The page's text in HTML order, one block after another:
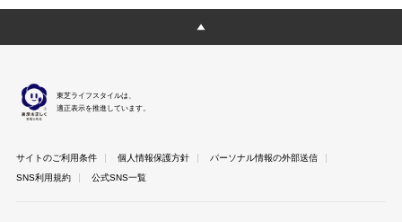
本サイトのサービスは予告なく中止または内容を変更する場合が
ございますのであらかじめご了承ください。
さま以外からのお問い合わせにはお答えできない場合があります
のであらかじめご了承ください。
東芝ライフスタイルは、
適正表示を推進しています。
サイトのご利用条件 個人情報保護方針
パーソナル情報の外部送信
SNS利用規約
公式SNS一覧